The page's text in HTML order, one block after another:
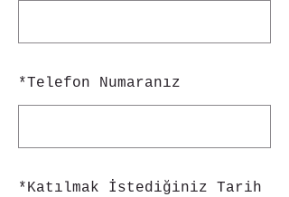
*Telefon Numaranız
*Katılmak İstediğiniz Tarih